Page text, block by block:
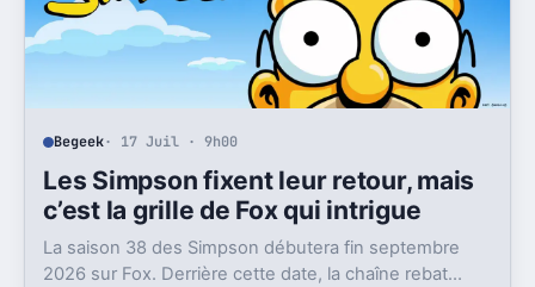
Begeek· 17 Juil · 9h00
Les Simpson fixent leur retour, mais
c’est la grille de Fox qui intrigue
La saison 38 des Simpson débutera fin septembre
2026 sur Fox. Derrière cette date, la chaîne rebat